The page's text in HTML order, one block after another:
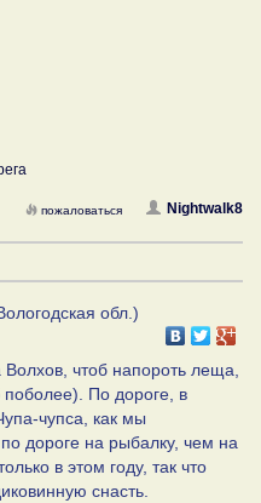
Nightwalk8
пожаловаться
обл.)
чтоб напороть леща,
По дороге, в
чупса, как мы
дороге на рыбалку, чем на
в этом году, так что
снасть.